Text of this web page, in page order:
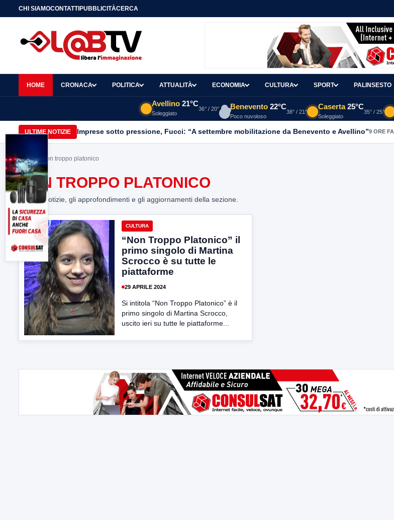
CHI SIAMOCONTATTIPUBBLICITÀCERCA
HOME CRONACA POLITICA ATTUALITÀ ECONOMIA CULTURA SPORT PALINSESTO
Avellino 21°C
Soleggiato
36° / 20° Benevento 22°C
Poco nuvoloso
38° / 21°
Caserta 25°C
Soleggiato
35° / 25°
ULTIME NOTIZIE Imprese sotto pressione, Fucci: “A settembre mobilitazione da Benevento e Avellino”9 ORE FA
Home> Non troppo platonico
NON TROPPO PLATONICO
Tutte le notizie, gli approfondimenti e gli aggiornamenti della sezione.
CULTURA
“Non Troppo Platonico” il
primo singolo di Martina
Scrocco è su tutte le
piattaforme
29 APRILE 2024
Si intitola “Non Troppo Platonico” è il
primo singolo di Martina Scrocco,
uscito ieri su tutte le piattaforme...